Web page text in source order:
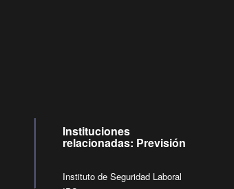
Instituciones
relacionadas: Previsión
Instituto de Seguridad Laboral